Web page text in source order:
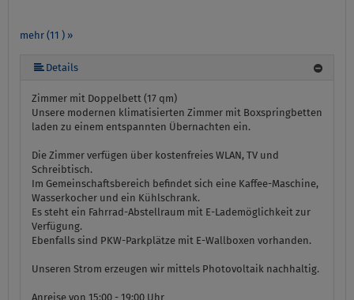
mehr (11 ) »
mehr (11 ) »
mehr (11 ) »
mehr (11 ) »
mehr (11 ) »
mehr (11 ) »
mehr (11 ) »
mehr (11 ) »
Details
Zimmer mit Doppelbett (17 qm)
Unsere modernen klimatisierten Zimmer mit Boxspringbetten
laden zu einem entspannten Übernachten ein.
Die Zimmer verfügen über kostenfreies WLAN, TV und
Schreibtisch.
Im Gemeinschaftsbereich befindet sich eine Kaffee-Maschine,
Wasserkocher und ein Kühlschrank.
Es steht ein Fahrrad-Abstellraum mit E-Lademöglichkeit zur
Verfügung.
Ebenfalls sind PKW-Parkplätze mit E-Wallboxen vorhanden.
Unseren Strom erzeugen wir mittels Photovoltaik nachhaltig.
Anreise von 15:00 - 19:00 Uhr